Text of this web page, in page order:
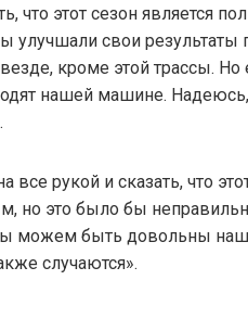
что этот сезон является
улучшали свои результаты
кроме этой трассы. Но
нашей машине.
все рукой и сказать, что
но это было бы
можем быть довольны
случаются».